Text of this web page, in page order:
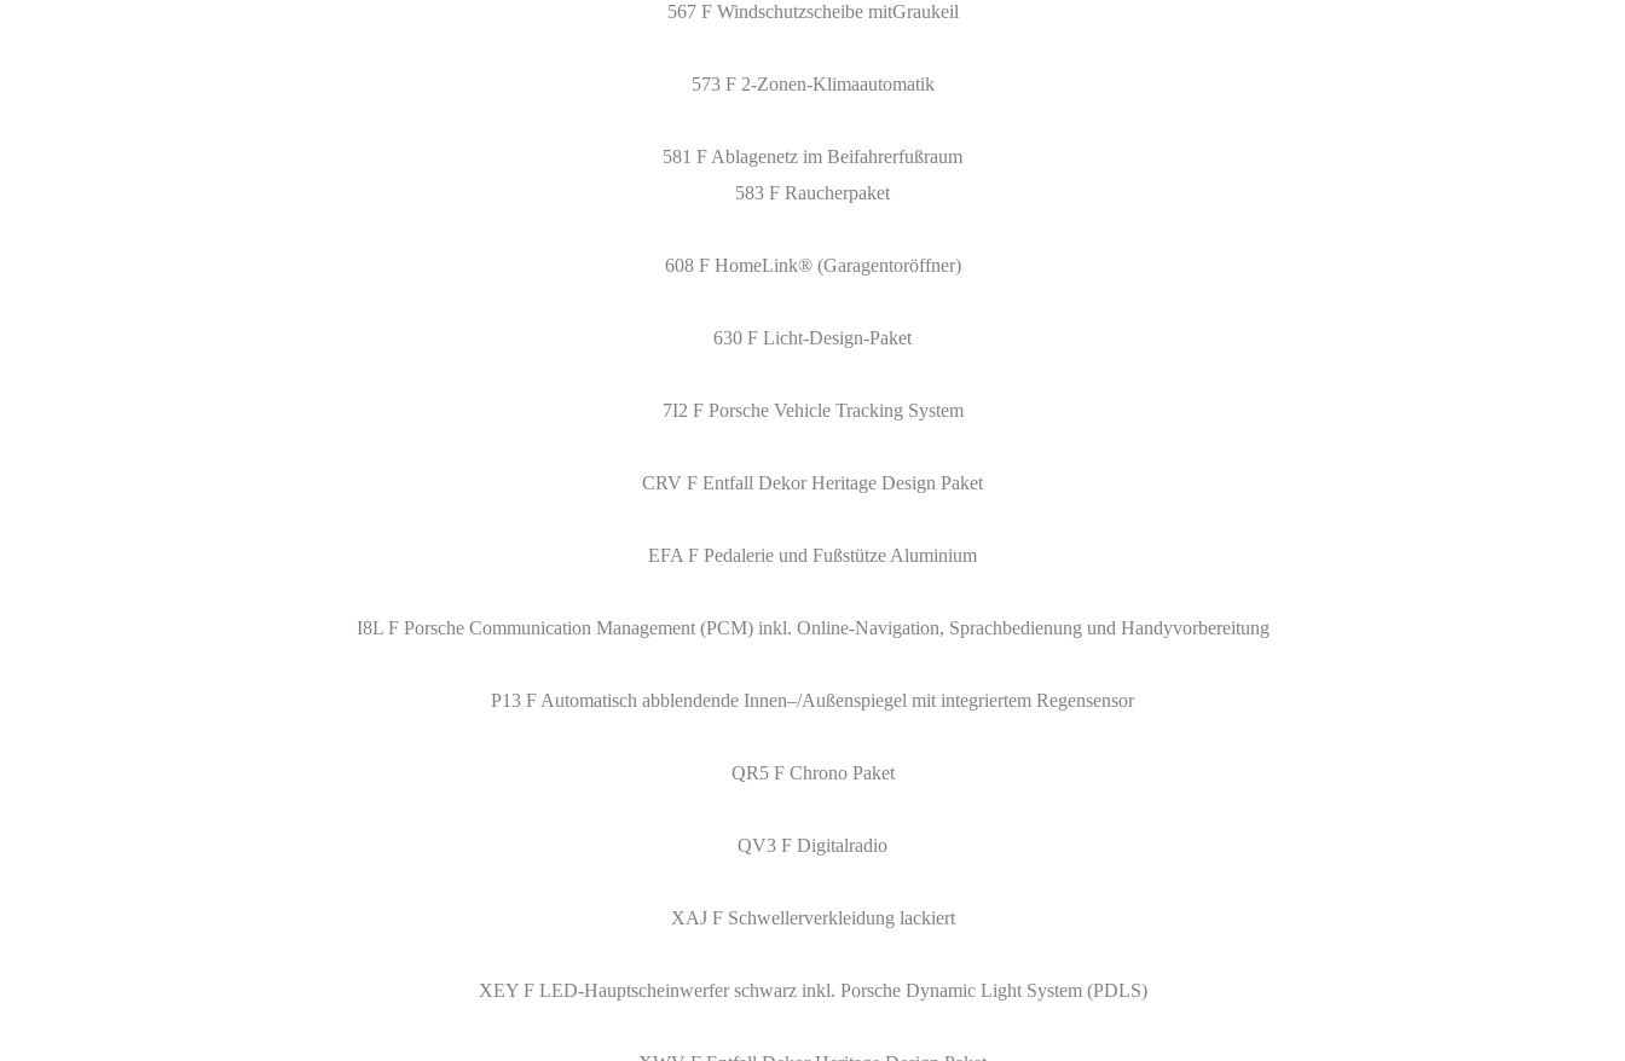
567 F Windschutzscheibe mitGraukeil
573 F 2-Zonen-Klimaautomatik
581 F Ablagenetz im Beifahrerfußraum
583 F Raucherpaket
608 F HomeLink® (Garagentoröffner)
630 F Licht-Design-Paket
7I2 F Porsche Vehicle Tracking System
CRV F Entfall Dekor Heritage Design Paket
EFA F Pedalerie und Fußstütze Aluminium
I8L F Porsche Communication Management (PCM) inkl. Online-Navigation, Sprachbedienung und Handyvorbereitung
P13 F Automatisch abblendende Innen–/Außenspiegel mit integriertem Regensensor
QR5 F Chrono Paket
QV3 F Digitalradio
XAJ F Schwellerverkleidung lackiert
XEY F LED-Hauptscheinwerfer schwarz inkl. Porsche Dynamic Light System (PDLS)